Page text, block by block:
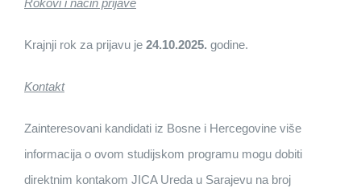
Rokovi i način prijave
Krajnji rok za prijavu je 24.10.2025. godine.
Kontakt
Zainteresovani kandidati iz Bosne i Hercegovine više
informacija o ovom studijskom programu mogu dobiti
direktnim kontakom JICA Ureda u Sarajevu na broj